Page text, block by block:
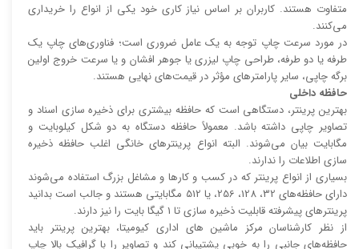
متفاوت هستند. کاربران بر اساس نیاز کاری خود یکی از انواع را خریداری
می‌کنند.
در مورد سرعت چاپ توجه به یک عامل ضروری است؛ فناوری‌های چاپ یک
طرفه یا دو طرفه، طراحی چاپ لیزری یا جوهر افشان و یا سرعت خروج اولین
برگه چاپی، سایر پارامتر‌های مؤثر در قیمت‌های نهایی هستند.
حافظه داخلی
بهترین پرینتر، دستگاهی است که حافظه بیشتری برای ذخیره سازی اسناد و
تصاویر چاپی داشته باشد. معمولاً حافظه دستگاه به دو شکل کیلوبایت و
مگابایت بیان می‌شوند. البته انواع پرینتر‌های خانگی اغلب حافظه ذخیره
سازی اطلاعات را ندارند.
بسیاری از انواع پرینتر که در کسب و کار‌ها و مشاغل بزرگ استفاده می‌شوند
دارای حافظه‌های 32، 128، 256، یا 512 مگابایتی هستند و جالب است بدانید
پرینتر‌های پیشرفته قابلیت ذخیره سازی تا 1 گیگا بایت را نیز دارند.
از نظر کارشناسان مرکز ماشین های اداری کیومیتا، بهترین پرینتر باید
حافظه‌های جانبی را به خوبی پشتیبانی کند و تصاویر را با گرافیک بالا چاپ